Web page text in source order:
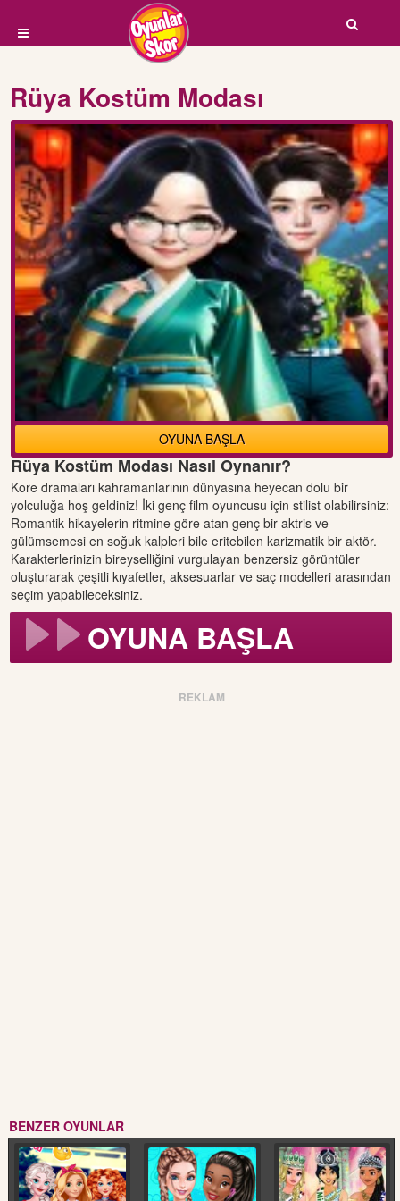
Rüya Kostüm Modası
OYUNA BAŞLA
Rüya Kostüm Modası Nasıl Oynanır?
Kore dramaları kahramanlarının dünyasına heyecan dolu bir
yolculuğa hoş geldiniz! İki genç film oyuncusu için stilist olabilirsiniz:
Romantik hikayelerin ritmine göre atan genç bir aktris ve
gülümsemesi en soğuk kalpleri bile eritebilen karizmatik bir aktör.
Karakterlerinizin bireyselliğini vurgulayan benzersiz görüntüler
oluşturarak çeşitli kıyafetler, aksesuarlar ve saç modelleri arasından
seçim yapabileceksiniz.
OYUNA BAŞLA
REKLAM
BENZER OYUNLAR